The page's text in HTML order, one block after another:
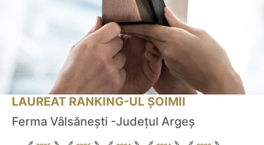
LAUREAT RANKING-UL ȘOIMII
Ferma Vâlsănești -Județul Argeș